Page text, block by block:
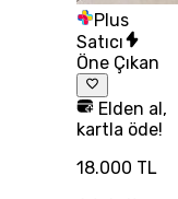
Plus
Satıcı
Öne Çıkan
Elden al,
kartla öde!
18.000 TL